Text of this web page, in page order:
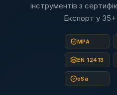
інструментів з
Експорт у 35+
MPA
EN 12413
oSa